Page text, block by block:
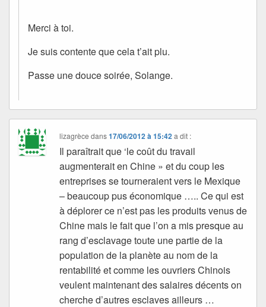
Merci à toi.
Je suis contente que cela t’ait plu.
Passe une douce soirée, Solange.
lizagrèce dans17/06/2012 à 15:42 a dit :
Il paraîtrait que ‘le coût du travail
augmenterait en Chine » et du coup les
entreprises se tourneraient vers le Mexique
– beaucoup pus économique ….. Ce qui est
à déplorer ce n’est pas les produits venus de
Chine mais le fait que l’on a mis presque au
rang d’esclavage toute une partie de la
population de la planète au nom de la
rentabilité et comme les ouvriers Chinois
veulent maintenant des salaires décents on
cherche d’autres esclaves ailleurs …